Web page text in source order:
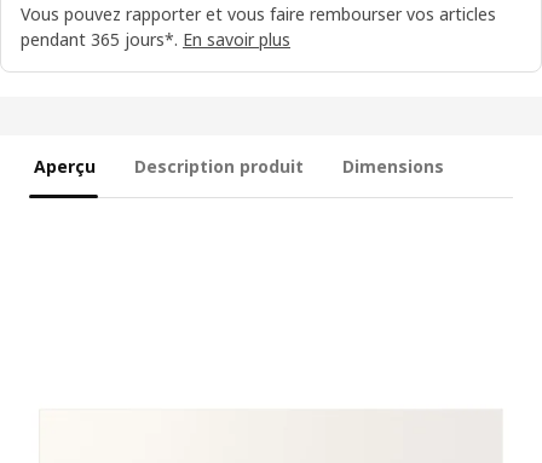
Vous pouvez rapporter et vous faire rembourser vos articles
pendant 365 jours*. En savoir plus
Aperçu Description produit Dimensions